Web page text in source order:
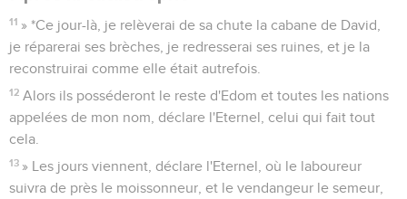
11 » *Ce jour-là, je relèverai de sa chute la cabane de David,
je réparerai ses brèches, je redresserai ses ruines, et je la
reconstruirai comme elle était autrefois.
12 Alors ils posséderont le reste d'Edom et toutes les nations
appelées de mon nom, déclare l'Eternel, celui qui fait tout
cela.
13 » Les jours viennent, déclare l'Eternel, où le laboureur
suivra de près le moissonneur, et le vendangeur le semeur,